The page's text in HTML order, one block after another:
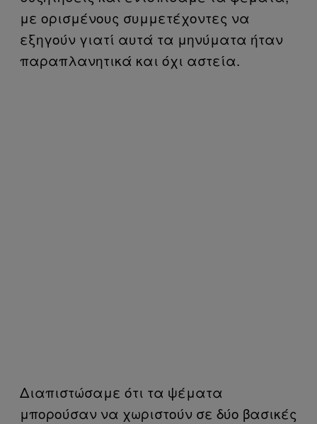
με ορισμένους συμμετέχοντες να
εξηγούν γιατί αυτά τα μηνύματα ήταν
παραπλανητικά και όχι αστεία.
Διαπιστώσαμε ότι τα ψέματα
μπορούσαν να χωριστούν σε δύο βασικές